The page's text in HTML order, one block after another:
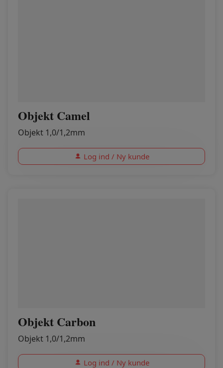
Objekt Camel
Objekt 1,0/1,2mm
Log ind / Ny kunde
Objekt Carbon
Objekt 1,0/1,2mm
Log ind / Ny kunde